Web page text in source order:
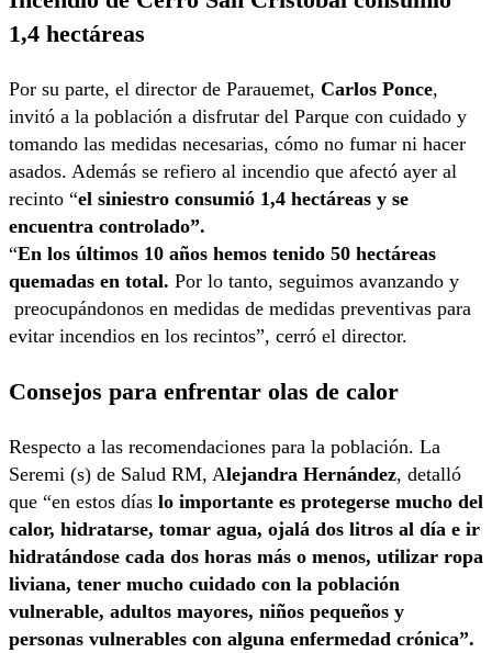
1,4 hectáreas
Por su parte, el director de Parauemet, Carlos Ponce,
invitó a la población a disfrutar del Parque con cuidado y
tomando las medidas necesarias, cómo no fumar ni hacer
asados. Además se refiero al incendio que afectó ayer al
recinto “el siniestro consumió 1,4 hectáreas y se
encuentra controlado”.
“En los últimos 10 años hemos tenido 50 hectáreas
quemadas en total. Por lo tanto, seguimos avanzando y
preocupándonos en medidas de medidas preventivas para
evitar incendios en los recintos”, cerró el director.
Consejos para enfrentar olas de calor
Respecto a las recomendaciones para la población. La
Seremi (s) de Salud RM, Alejandra Hernández, detalló
que “en estos días lo importante es protegerse mucho del
calor, hidratarse, tomar agua, ojalá dos litros al día e ir
hidratándose cada dos horas más o menos, utilizar ropa
liviana, tener mucho cuidado con la población
vulnerable, adultos mayores, niños pequeños y
personas vulnerables con alguna enfermedad crónica”.